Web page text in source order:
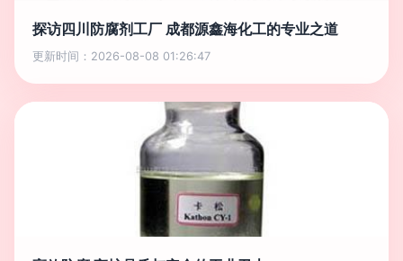
探访四川防腐剂工厂 成都源鑫海化工的专业之道
更新时间：2026-08-08 01:26:47